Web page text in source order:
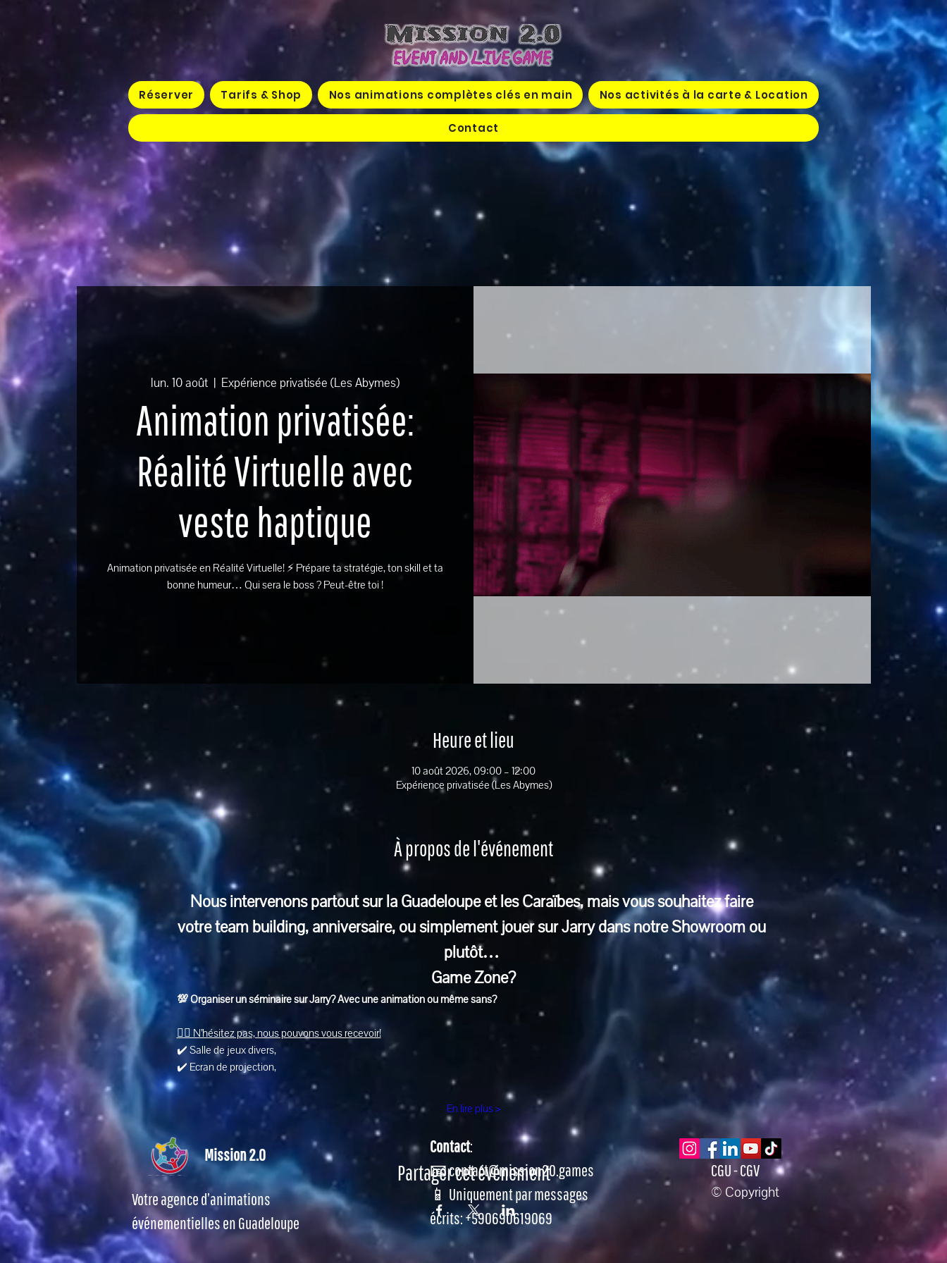
Réserver Tarifs & Shop Nos animations complètes clés en main Nos activités à la carte & Location
Contact
lun. 10 août
  |
Expérience privatisée (Les Abymes)
Animation privatisée:
Réalité Virtuelle avec
veste haptique
Animation privatisée en Réalité Virtuelle! ⚡ Prépare ta stratégie, ton skill et ta
bonne humeur… Qui sera le boss ? Peut-être toi !
Heure et lieu
10 août 2026, 09:00 – 12:00
Expérience privatisée (Les Abymes)
À propos de l'événement
Nous intervenons partout sur la Guadeloupe et les Caraïbes, mais vous souhaitez faire
votre team building, anniversaire, ou simplement jouer sur Jarry dans notre Showroom ou
plutôt…
Game Zone?
💯 Organiser un séminaire sur Jarry? Avec une animation ou même sans?
👉🏽 N’hésitez pas, nous pouvons vous recevoir!
✔️ Salle de jeux divers,
✔️ Ecran de projection,
En lire plus >
Partager cet événement
Mission 2.0
Votre agence d’animations
événementielles en Guadeloupe
Contact:
📧 contact@mission20.games
📱 Uniquement par messages
écrits: +590690619069
CGU - CGV
© Copyright